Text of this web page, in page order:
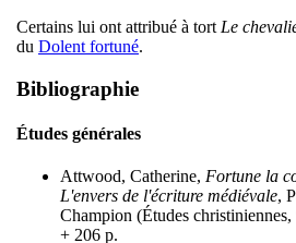
Certains lui ont attribué à tort Le
du Dolent fortuné.
Bibliographie
Études générales
Attwood, Catherine, Fortune la
L'envers de l'écriture médiévale,
Champion (Études
+ 206 p.